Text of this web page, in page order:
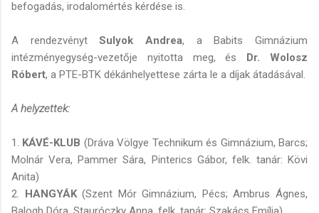
befogadás, irodalomértés kérdése is.
A rendezvénytSulyok Andrea, a Babits Gimnázium
intézményegység-vezetője nyitotta meg, és Dr. Wolosz
Róbert, a PTE-BTK dékánhelyettese zárta le a díjak átadásával.
A helyzettek:
1. KÁVÉ-KLUB (Dráva Völgye Technikum és Gimnázium, Barcs;
Molnár Vera, Pammer Sára, Pinterics Gábor, felk. tanár: Kövi
Anita)
2. HANGYÁK(Szent Mór Gimnázium, Pécs; Ambrus Ágnes,